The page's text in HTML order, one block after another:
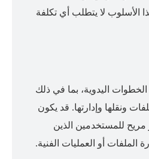
الأسلوب لا يتطلب أي تكلفة
الخطوات اليدوية، بما في ذلك
ونقلها وإدارتها. قد يكون
مريح للمستخدمين الذين
الملفات أو العمليات الفنية.